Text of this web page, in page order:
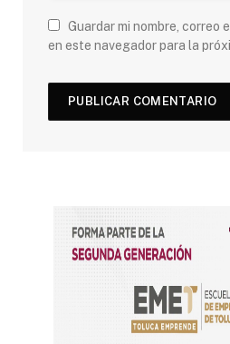
Guardar mi nombre, correo
en este navegador para la